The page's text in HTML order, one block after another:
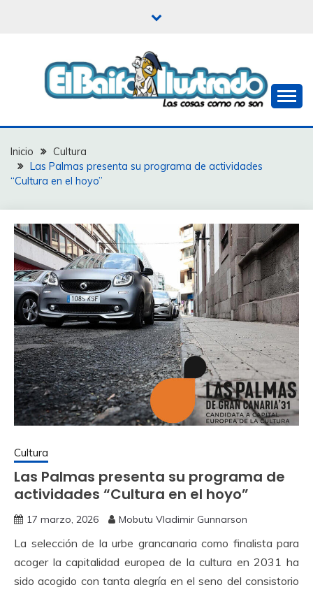
EL BAIFO ILUSTRADO
Inicio
Cultura
Las Palmas presenta su programa de actividades
“Cultura en el hoyo”
Cultura
Las Palmas presenta su programa de
actividades “Cultura en el hoyo”
17 marzo, 2026 Mobutu Vladimir Gunnarson
La selección de la urbe grancanaria como finalista para
acoger la capitalidad europea de la cultura en 2031 ha
sido acogido con tanta alegría en el seno del consistorio